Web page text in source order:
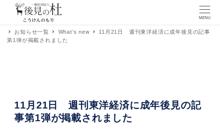
MENU
お知らせ一覧 What’s new
11月21日 週刊東洋経済に成年後見の記事
第1弾が掲載されました
11月21日 週刊東洋経済に成年後見の記
事第1弾が掲載されました